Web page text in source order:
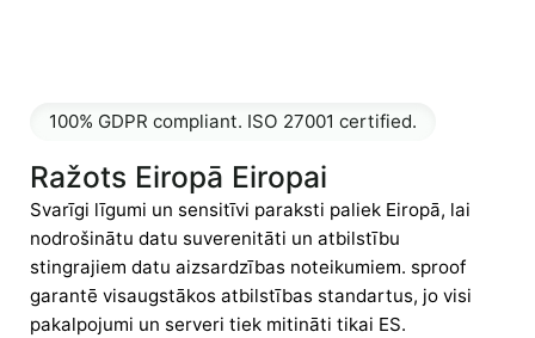
Ražots Eiropā Eiropai
100% GDPR compliant. ISO 27001 certified.
Svarīgi līgumi un sensitīvi paraksti paliek Eiropā, lai
nodrošinātu datu suverenitāti un atbilstību
stingrajiem datu aizsardzības noteikumiem. sproof
garantē visaugstākos atbilstības standartus, jo visi
pakalpojumi un serveri tiek mitināti tikai ES.